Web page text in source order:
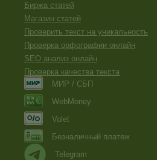
Биржа статей
Магазин статей
Проверить текст на уникальность
Проверка орфографии онлайн
SEO анализ онлайн
Проверка качества текста
МИР / СБП
WebMoney
Volet
Безналичный платеж
Telegram